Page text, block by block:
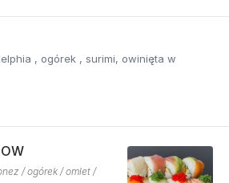
owinięta w
/ ogórek / omlet /